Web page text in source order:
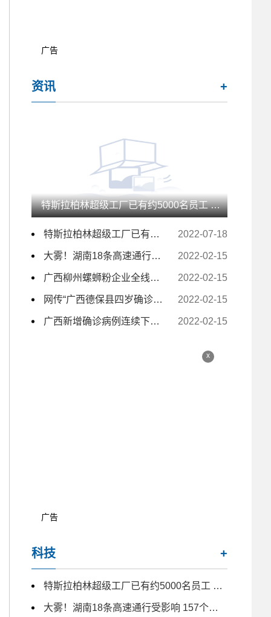
广告
资讯 +
特斯拉柏林超级工厂已有约5000名员工 未来几月仍计划大量招人
特斯拉柏林超级工厂已有约5000名员工 未来几月仍计划大量招人 2022-07-18
大雾！湖南18条高速通行受影响 157个收费站临时交通管制 2022-02-15
广西柳州螺蛳粉企业全线复工复产 电商主播日夜带货 2022-02-15
网传“广西德保县四岁确诊小孩独自去隔离” 为不实信息 2022-02-15
广西新增确诊病例连续下降至个位数 2022-02-15
x
广告
科技 +
特斯拉柏林超级工厂已有约5000名员工 未来几月仍计划大量招人
大雾！湖南18条高速通行受影响 157个收费站临时交通管制